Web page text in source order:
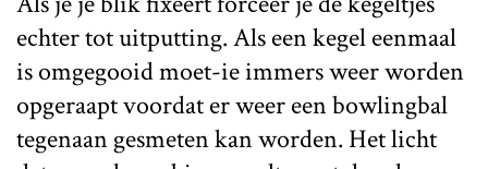
echter tot uitputting. Als een kegel eenmaal
is omgegooid moet-ie immers weer worden
opgeraapt voordat er weer een bowlingbal
tegenaan gesmeten kan worden. Het licht